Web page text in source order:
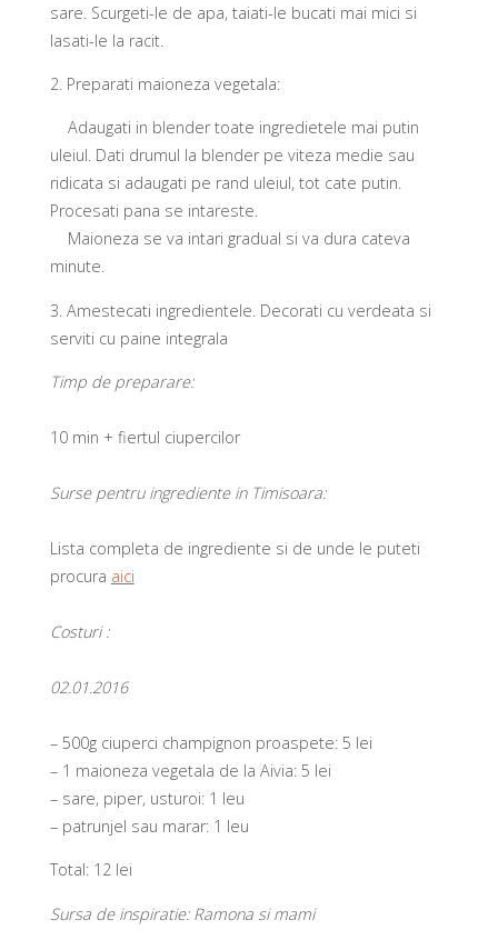
sare. Scurgeti-le de apa, taiati-le bucati mai mici si
lasati-le la racit.
2. Preparati maioneza vegetala:
Adaugati in blender toate ingredietele mai putin
uleiul. Dati drumul la blender pe viteza medie sau
ridicata si adaugati pe rand uleiul, tot cate putin.
Procesati pana se intareste.
Maioneza se va intari gradual si va dura cateva
minute.
3. Amestecati ingredientele. Decorati cu verdeata si
serviti cu paine integrala
Timp de preparare:
10 min + fiertul ciupercilor
Surse pentru ingrediente in Timisoara:
Lista completa de ingrediente si de unde le puteti
procura aici
Costuri :
02.01.2016
– 500g ciuperci champignon proaspete: 5 lei
– 1 maioneza vegetala de la Aivia: 5 lei
– sare, piper, usturoi: 1 leu
– patrunjel sau marar: 1 leu
Total: 12 lei
Sursa de inspiratie:Ramona si mami